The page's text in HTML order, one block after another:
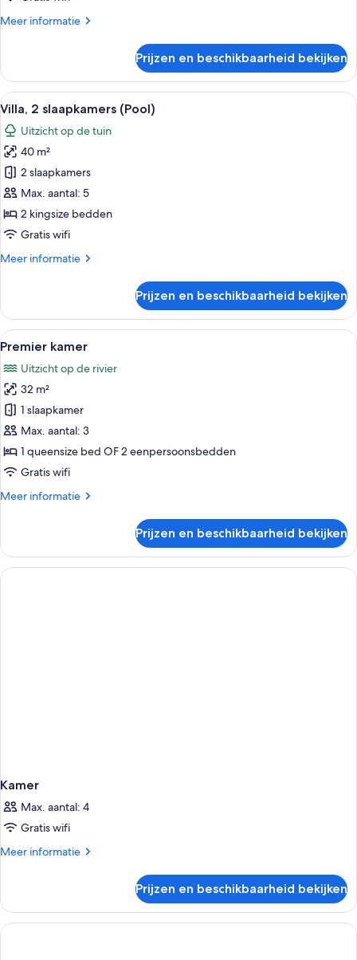
Meer informatie
Meer
kamer
Prijzen en beschikbaarheid bekijken
Alle
foto's
voor
Villa,
2
slaapkamers
(Pool)
laden
Een zwembadterras met ligbedden,
6
Villa, 2 slaapkamers (Pool)
Uitzicht op de tuin
40 m²
2 slaapkamers
Max. aantal: 5
2 kingsize bedden
Gratis wifi
Meer informatie
Meer
2
slaapkamers
(Pool)
Prijzen en beschikbaarheid bekijken
Alle
foto's
voor
Premier
kamer
laden
Een slaapkamer met twee bedden,
16
Premier kamer
Uitzicht op de rivier
32 m²
1 slaapkamer
Max. aantal: 3
1 queensize bed OF 2 eenpersoonsbedden
Gratis wifi
Meer informatie
Meer
kamer
Prijzen en beschikbaarheid bekijken
Kamer
Max. aantal: 4
Gratis wifi
Meer informatie
Meer
Prijzen en beschikbaarheid bekijken